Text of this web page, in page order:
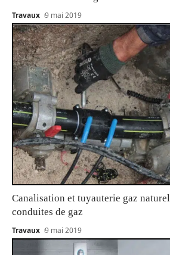
Travaux 9 mai 2019
Canalisation et tuyauterie gaz
conduites de gaz
Travaux 9 mai 2019